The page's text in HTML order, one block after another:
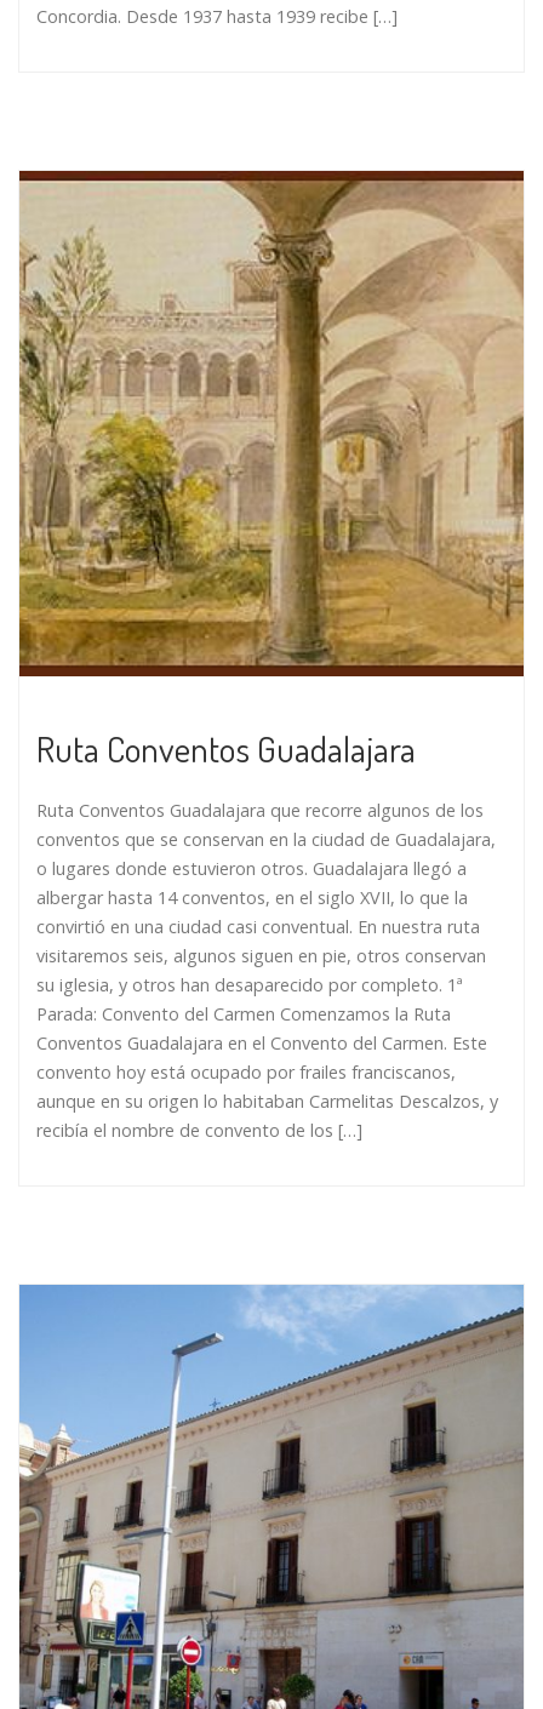
Concordia. Desde 1937 hasta 1939 recibe […]
Ruta Conventos Guadalajara
Ruta Conventos Guadalajara que recorre algunos de los
conventos que se conservan en la ciudad de Guadalajara,
o lugares donde estuvieron otros. Guadalajara llegó a
albergar hasta 14 conventos, en el siglo XVII, lo que la
convirtió en una ciudad casi conventual. En nuestra ruta
visitaremos seis, algunos siguen en pie, otros conservan
su iglesia, y otros han desaparecido por completo. 1ª
Parada: Convento del Carmen Comenzamos la Ruta
Conventos Guadalajara en el Convento del Carmen. Este
convento hoy está ocupado por frailes franciscanos,
aunque en su origen lo habitaban Carmelitas Descalzos, y
recibía el nombre de convento de los […]